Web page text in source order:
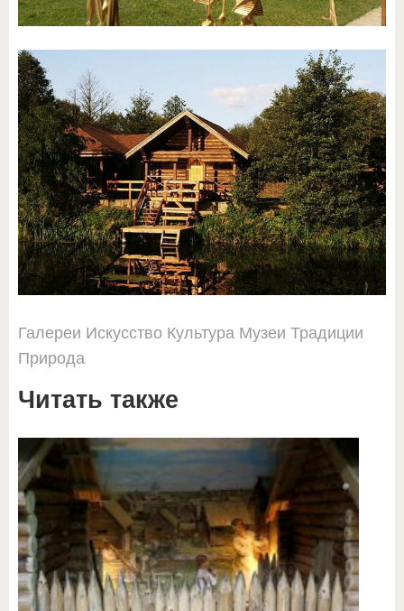
Галереи Искусство Культура Музеи Традиции
Природа
Читать также